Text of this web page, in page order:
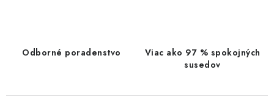
Odborné poradenstvo
Viac ako 97 % spokojných
susedov